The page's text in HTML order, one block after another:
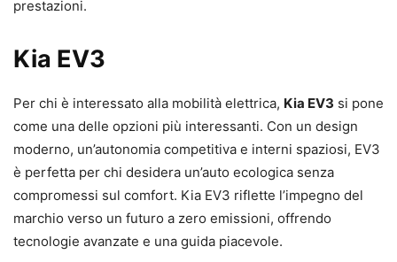
prestazioni.
Kia EV3
Per chi è interessato alla mobilità elettrica, Kia EV3 si pone
come una delle opzioni più interessanti. Con un design
moderno, un’autonomia competitiva e interni spaziosi, EV3
è perfetta per chi desidera un’auto ecologica senza
compromessi sul comfort. Kia EV3 riflette l’impegno del
marchio verso un futuro a zero emissioni, offrendo
tecnologie avanzate e una guida piacevole.